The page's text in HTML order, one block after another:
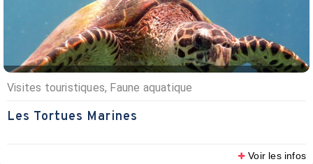
Visites touristiques, Faune aquatique
Les Tortues Marines
Voir les infos